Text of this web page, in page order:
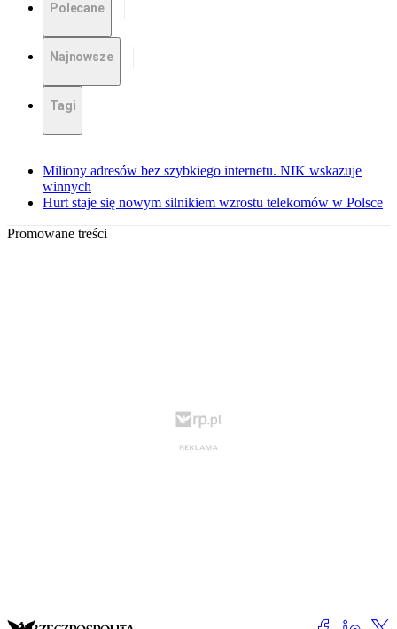
Polecane
Najnowsze
Tagi
Miliony adresów bez szybkiego internetu. NIK wskazuje
winnych
Hurt staje się nowym silnikiem wzrostu telekomów w Polsce
Promowane treści